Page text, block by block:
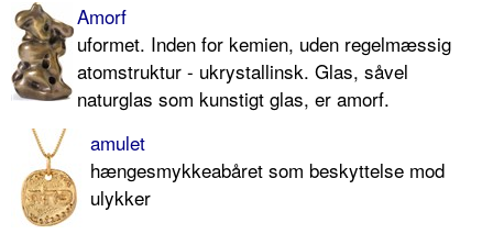
Amorf
uformet. Inden for kemien, uden regelmæssig
atomstruktur - ukrystallinsk. Glas, såvel
naturglas som kunstigt glas, er amorf.
amulet
hængesmykkeabåret som beskyttelse mod
ulykker